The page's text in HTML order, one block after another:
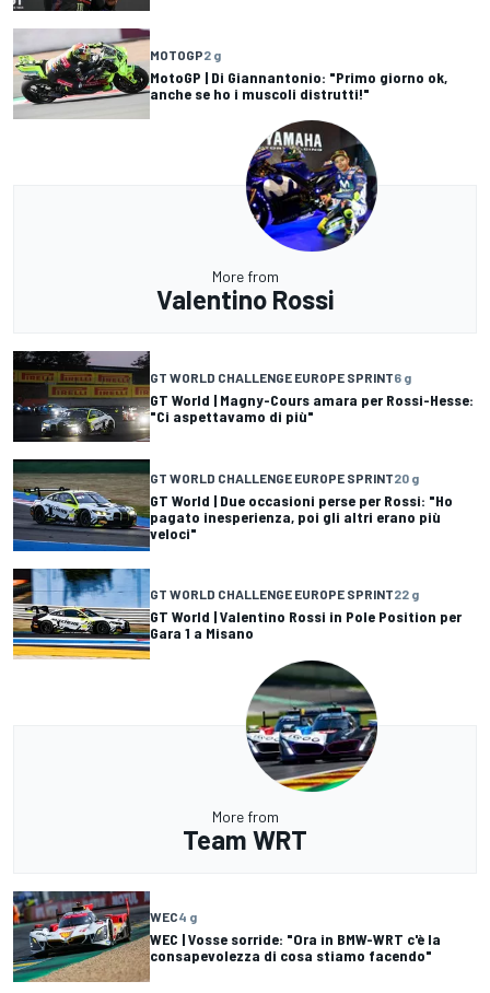
MOTOGP2 g
MotoGP | Di Giannantonio: "Primo giorno ok,
anche se ho i muscoli distrutti!"
More from
Valentino Rossi
GT WORLD CHALLENGE EUROPE SPRINT6 g
GT World | Magny-Cours amara per Rossi-Hesse:
"Ci aspettavamo di più"
GT WORLD CHALLENGE EUROPE SPRINT20 g
GT World | Due occasioni perse per Rossi: "Ho
pagato inesperienza, poi gli altri erano più
veloci"
GT WORLD CHALLENGE EUROPE SPRINT22 g
GT World | Valentino Rossi in Pole Position per
Gara 1 a Misano
More from
Team WRT
WEC4 g
WEC | Vosse sorride: "Ora in BMW-WRT c'è la
consapevolezza di cosa stiamo facendo"